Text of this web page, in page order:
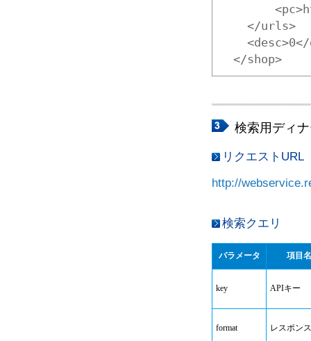
</urls>
<desc>0</
</shop>
検索用ディ
リクエストURL
http://
検索クエリ
パラメータ 項目名
key APIキー
format レスポン